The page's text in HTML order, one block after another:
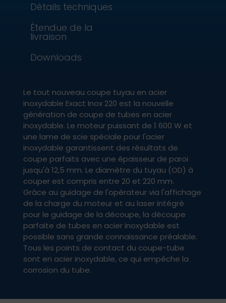
Détails techniques
Étendue de la
livraison
Downloads
Le tout nouveau coupe tuyau en acier
inoxydable Exact Inox 220 est la nouvelle
génération de coupe de tubes en acier
inoxydable. Le moteur puissant de 1 600 W et
une lame de scie spéciale pour l'acier
inoxydable garantissent des résultats de
coupe parfaits avec une épaisseur de paroi
jusqu'à 12,5 mm. Le diamètre du tuyau (OD) à
couper est compris entre 20 et 220 mm.
Grâce au guidage de l'opérateur via l'affichage
de la charge du moteur et au laser intégré
pour le guidage de la découpe, la découpe
parfaite de tubes en acier inoxydable est
possible sans grande connaissance préalable.
Tous les points de contact du coupe-tube
sont en acier inoxydable, ce qui empêche la
corrosion du tube.